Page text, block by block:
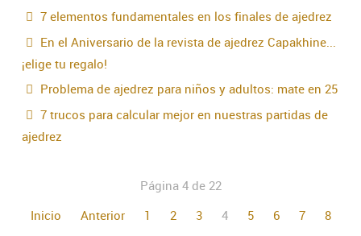
7 elementos fundamentales en los finales de ajedrez
En el Aniversario de la revista de ajedrez Capakhine...
¡elige tu regalo!
Problema de ajedrez para niños y adultos: mate en 25
7 trucos para calcular mejor en nuestras partidas de
ajedrez
Página 4 de 22
Inicio
Anterior 1 2 3 4 5 6 7
8